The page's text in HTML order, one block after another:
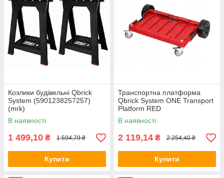
Козлики будівельні Qbrick
System (5901238257257)
(mrk)
В наявності
1 499,10 ₴ 1 594,79 ₴
Купити
Транспортна платформа
Qbrick System ONE Transport
Platform RED
(5901238256564) (mrk)
В наявності
2 119,14 ₴ 2 254,40 ₴
Купити